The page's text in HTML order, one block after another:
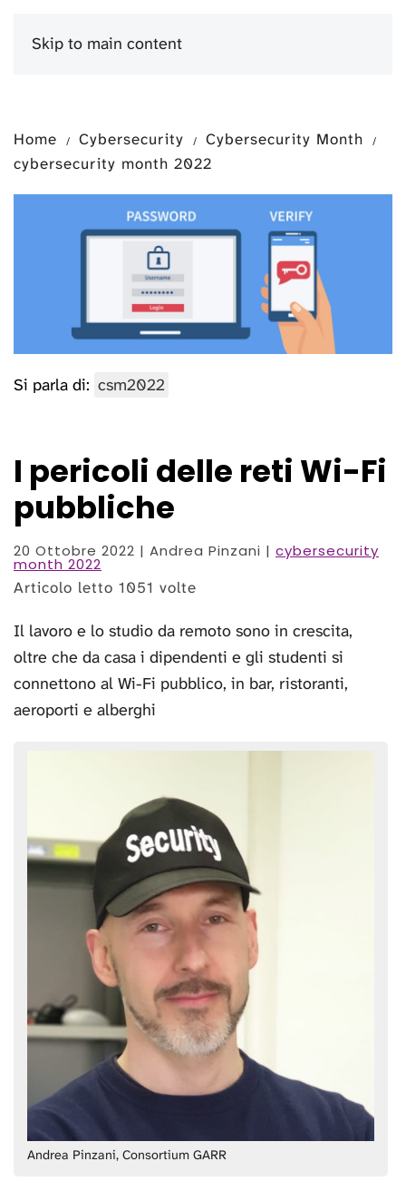
Skip to main content
Home Cybersecurity
Cybersecurity Month
cybersecurity month 2022
Si parla di: csm2022
I pericoli delle reti Wi-Fi
pubbliche
20 Ottobre 2022 | Andrea Pinzani | cybersecurity
month 2022
Articolo letto 1051 volte
Il lavoro e lo studio da remoto sono in crescita,
oltre che da casa i dipendenti e gli studenti si
connettono al Wi-Fi pubblico, in bar, ristoranti,
aeroporti e alberghi
Andrea Pinzani, Consortium GARR